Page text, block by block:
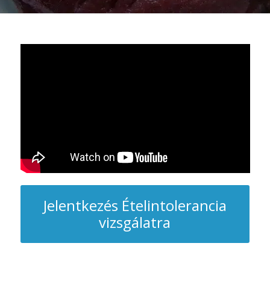
Jelentkezés Ételintolerancia
vizsgálatra